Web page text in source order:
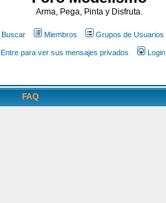
Arma, Pega, Pinta y Disfruta.
Buscar Miembros Grupos de Usuarios
Entre para ver sus mensajes privados Login
FAQ